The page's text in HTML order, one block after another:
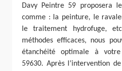
Davy Peintre 59 proposera
comme : la peinture, le
le traitement hydrofuge,
méthodes efficaces, nous
étanchéité optimale à
59630. Après l’intervention